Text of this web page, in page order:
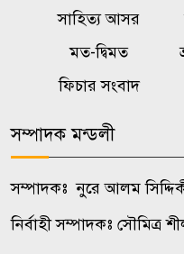
সাহিত্য আসর
মত-দ্বিমত
ফিচার সংবাদ
সম্পাদক মন্ডলী
সম্পাদকঃ নুরে আলম
নির্বাহী সম্পাদকঃ সৌমিত্র